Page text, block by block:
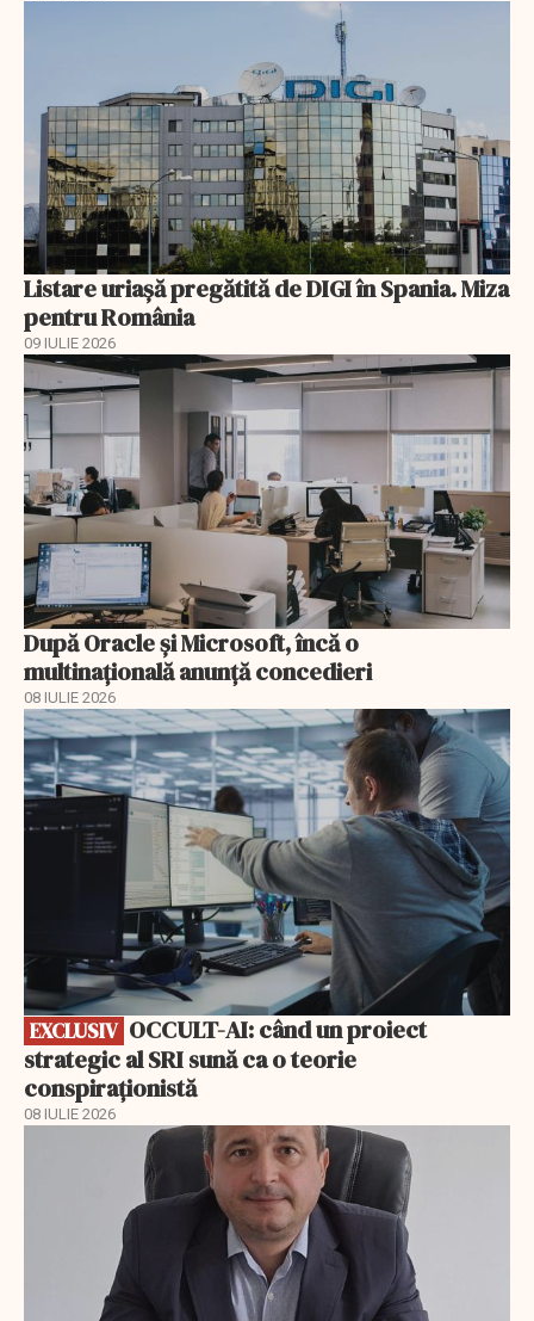
Listare uriașă pregătită de DIGI în Spania. Miza
pentru România
09 IULIE 2026
După Oracle şi Microsoft, încă o
multinaţională anunţă concedieri
08 IULIE 2026
EXCLUSIV
EXCLUSIV
strategic al SRI sună ca o teorie
conspiraționistă
08 IULIE 2026